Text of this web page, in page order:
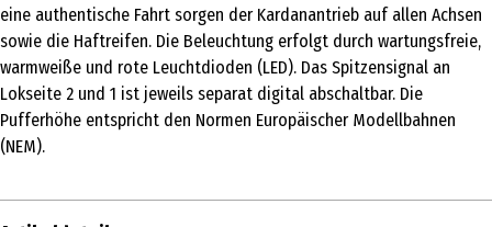
eine authentische Fahrt sorgen der Kardanantrieb auf allen Achsen
sowie die Haftreifen. Die Beleuchtung erfolgt durch wartungsfreie,
warmweiße und rote Leuchtdioden (LED). Das Spitzensignal an
Lokseite 2 und 1 ist jeweils separat digital abschaltbar. Die
Pufferhöhe entspricht den Normen Europäischer Modellbahnen
(NEM).